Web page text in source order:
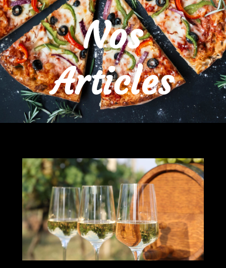
Nos
Articles